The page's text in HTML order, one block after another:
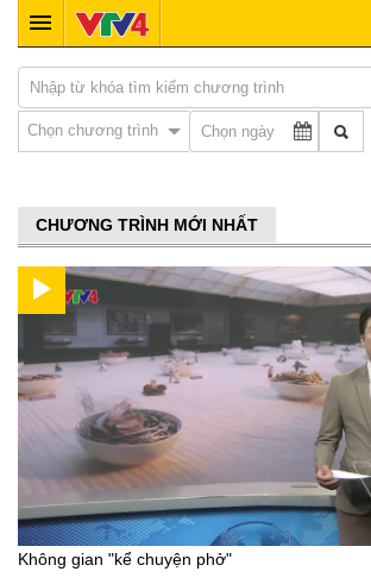
Chọn chương trình
CHƯƠNG TRÌNH MỚI NHẤT
Không gian "kể chuyện phở"